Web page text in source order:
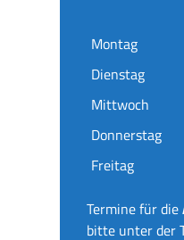
Montag
Dienstag
Mittwoch
Donnerstag
Freitag
Termine für die
bitte unter der